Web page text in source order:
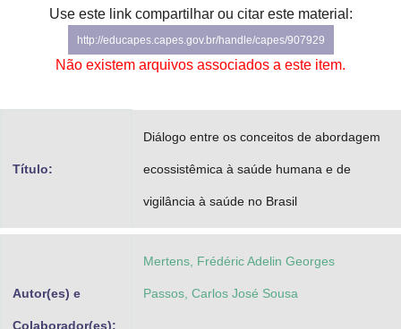
Gabinete de Segurança Institucional
Use este link compartilhar ou citar este material:
http://educapes.capes.gov.br/handle/capes/907929
Não existem arquivos associados a este item.
Título:
Diálogo entre os conceitos de abordagem
ecossistêmica à saúde humana e de
vigilância à saúde no Brasil
Autor(es) e
Colaborador(es):
Mertens, Frédéric Adelin Georges
Passos, Carlos José Sousa